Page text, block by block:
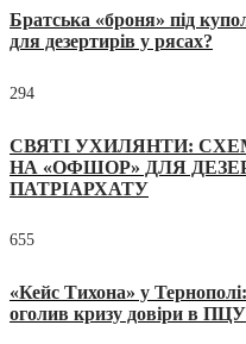
Братська «броня» під
для дезертирів у рясах?
294
СВЯТІ УХИЛЯНТИ:
НА «ОФШОР» ДЛЯ
ПАТРІАРХАТУ
655
«Кейс Тихона» у
оголив кризу довіри в ПЦУ